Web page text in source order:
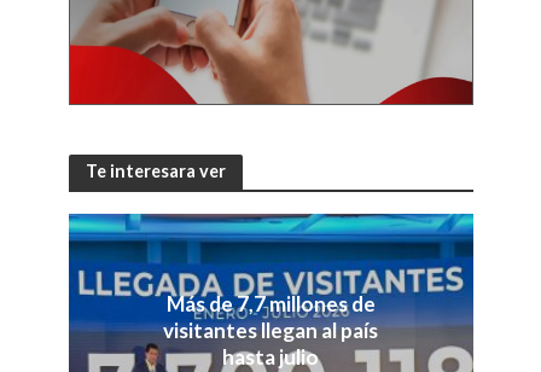
Te interesara ver
Más de 7,7 millones de
visitantes llegan al país
hasta julio